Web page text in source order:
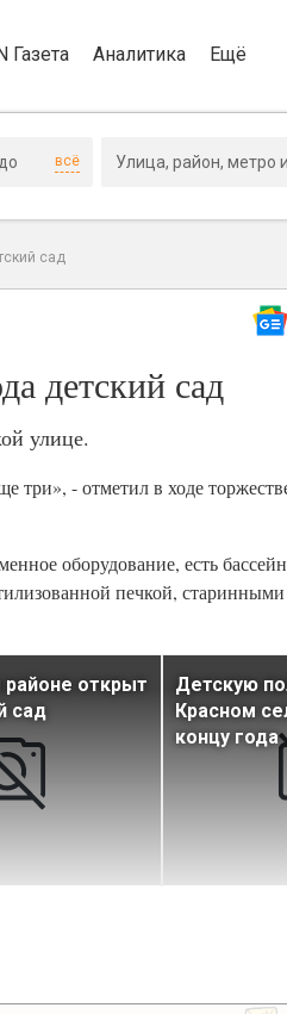
Газета Аналитика Ещё
всё
сад
детский сад
улице.
три», - отметил в ходе
оборудование, есть
печкой,
открыт
сад
Детскую
Красном
концу года